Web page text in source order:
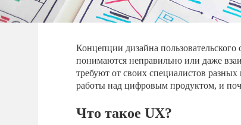
Концепции дизайна
понимаются неправильно или даже
требуют от своих специалистов
работы над цифровым продуктом, и
Что такое UX?